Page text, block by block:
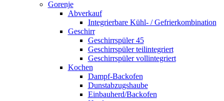
Gorenje
Abverkauf
Integrierbare Kühl- / Gefrierkombination
Geschirr
Geschirrspüler 45
Geschirrspüler teilintegriert
Geschirrspüler vollintegriert
Kochen
Dampf-Backofen
Dunstabzugshaube
Einbauherd/Backofen